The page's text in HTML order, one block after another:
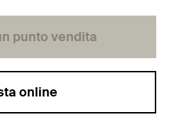
punto vendita
online